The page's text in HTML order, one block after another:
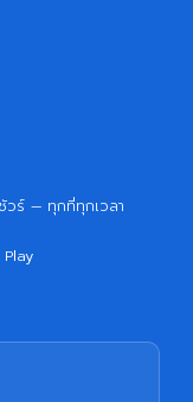
วร์ — ทุกที่ทุกเวลา